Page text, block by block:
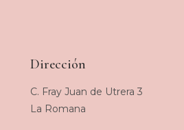
Dirección
C. Fray Juan de Utrera 3
La Romana